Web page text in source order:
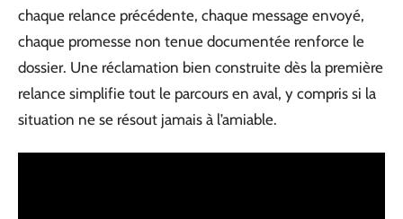
chaque relance précédente, chaque message envoyé,
chaque promesse non tenue documentée renforce le
dossier. Une réclamation bien construite dès la première
relance simplifie tout le parcours en aval, y compris si la
situation ne se résout jamais à l’amiable.